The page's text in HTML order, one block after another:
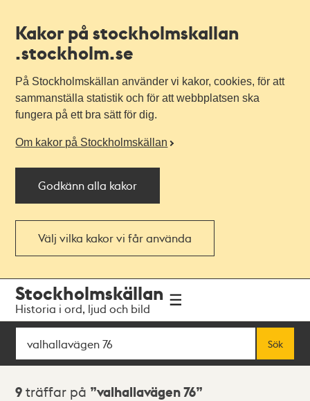
Kakor på stockholmskallan
.stockholm.se
På Stockholmskällan använder vi kakor, cookies, för att
sammanställa statistik och för att webbplatsen ska
fungera på ett bra sätt för dig.
Om kakor på Stockholmskällan
Godkänn alla kakor
Välj vilka kakor vi får använda
navigationen
huvudinnehållet
Stockholmskällan
Historia i ord, ljud och bild
Sök
Sök
Sökresultat
9 träffar på valhallavägen 76